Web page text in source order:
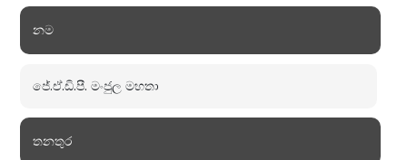
නම
ජේ.ඒ.ඩි.පී. මංජුල මහතා
තනතුර